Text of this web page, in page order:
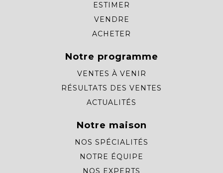
ESTIMER
VENDRE
ACHETER
Notre programme
VENTES À VENIR
RÉSULTATS DES VENTES
ACTUALITÉS
Notre maison
NOS SPÉCIALITÉS
NOTRE ÉQUIPE
NOS EXPERTS